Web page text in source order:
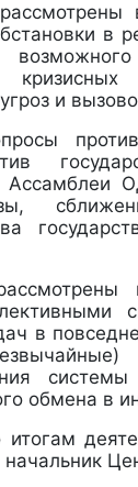
в
и
Ассамблеи
в
обмена в